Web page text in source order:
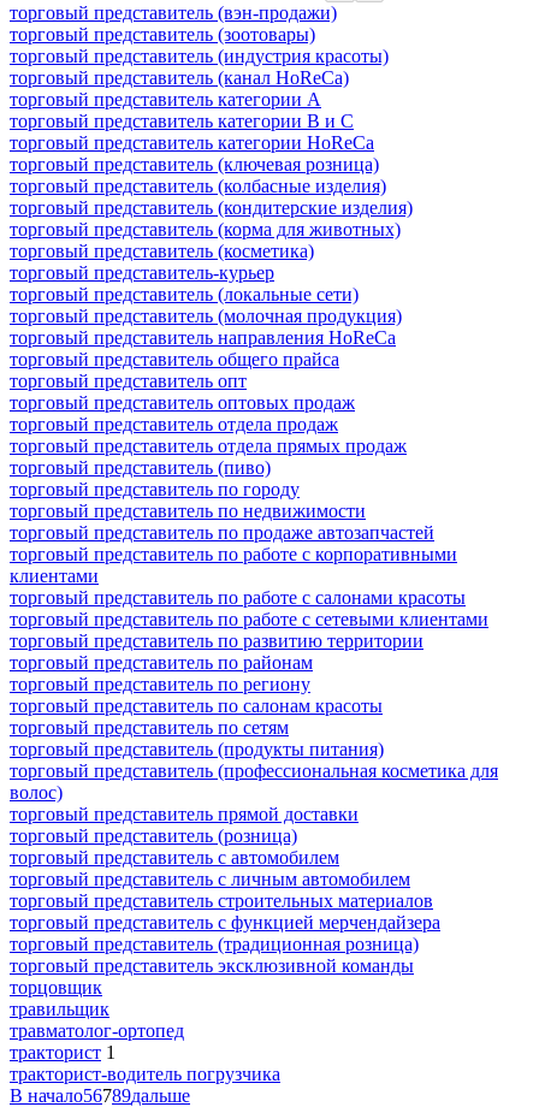
торговый представитель (вэн-продажи)
торговый представитель (зоотовары)
торговый представитель (индустрия красоты)
торговый представитель (канал HoReCa)
торговый представитель категории A
торговый представитель категории B и C
торговый представитель категории HoReCa
торговый представитель (ключевая розница)
торговый представитель (колбасные изделия)
торговый представитель (кондитерские изделия)
торговый представитель (корма для животных)
торговый представитель (косметика)
торговый представитель-курьер
торговый представитель (локальные сети)
торговый представитель (молочная продукция)
торговый представитель направления HoReCa
торговый представитель общего прайса
торговый представитель опт
торговый представитель оптовых продаж
торговый представитель отдела продаж
торговый представитель отдела прямых продаж
торговый представитель (пиво)
торговый представитель по городу
торговый представитель по недвижимости
торговый представитель по продаже автозапчастей
торговый представитель по работе с корпоративными
клиентами
торговый представитель по работе с салонами красоты
торговый представитель по работе с сетевыми клиентами
торговый представитель по развитию территории
торговый представитель по районам
торговый представитель по региону
торговый представитель по салонам красоты
торговый представитель по сетям
торговый представитель (продукты питания)
торговый представитель (профессиональная косметика для
волос)
торговый представитель прямой доставки
торговый представитель (розница)
торговый представитель с автомобилем
торговый представитель с личным автомобилем
торговый представитель строительных материалов
торговый представитель с функцией мерчендайзера
торговый представитель (традиционная розница)
торговый представитель эксклюзивной команды
торцовщик
травильщик
травматолог-ортопед
тракторист 1
тракторист-водитель погрузчика
В начало56789дальше